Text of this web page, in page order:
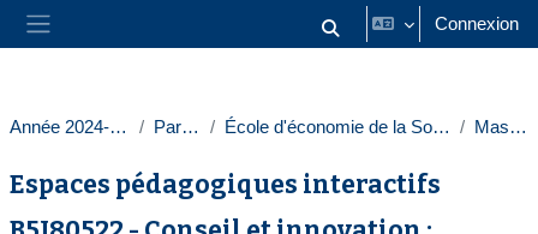
Passer au contenu principal
Panneau latéral Activer/désactiver la saisie
Connexion
Année 2024-2025 Paris 1 École d'économie de la Sorbonne Masters
Espaces pédagogiques interactifs